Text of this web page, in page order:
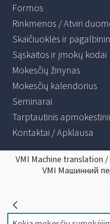
Formos
Rinkmenos / Atviri
Skaičiuoklės ir
Sąskaitos ir įmokų kodai
Mokesčių žinynas
Mokesčių kalendorius
Seminarai
Tarptautinis
Kontaktai / Apklausa
VMI Machine translation
VMI Машинний